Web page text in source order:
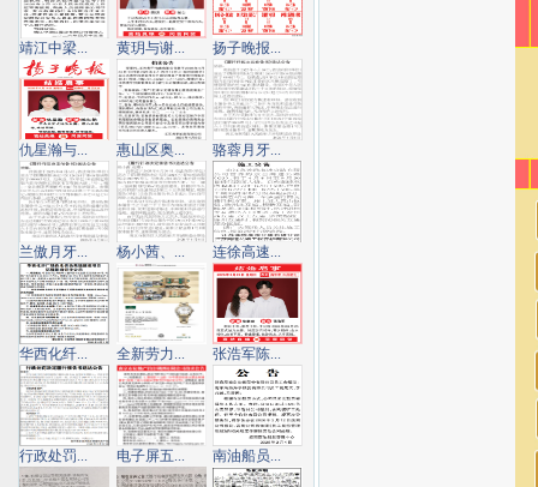
靖江中梁... 黄玥与谢... 扬子晚报...
仇星瀚与... 惠山区奥... 骆蓉月牙...
兰傲月牙... 杨小茜、... 连徐高速...
华西化纤... 全新劳力... 张浩军陈...
行政处罚... 电子屏五... 南油船员...